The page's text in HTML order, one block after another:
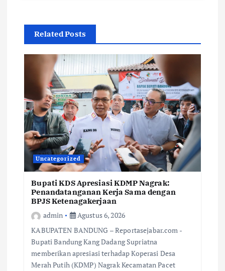
Related Posts
Uncategorized
Bupati KDS Apresiasi KDMP Nagrak:
Penandatanganan Kerja Sama dengan
BPJS Ketenagakerjaan
admin
Agustus 6, 2026
KABUPATEN BANDUNG – Reportasejabar.com -
Bupati Bandung Kang Dadang Supriatna
memberikan apresiasi terhadap Koperasi Desa
Merah Putih (KDMP) Nagrak Kecamatan Pacet